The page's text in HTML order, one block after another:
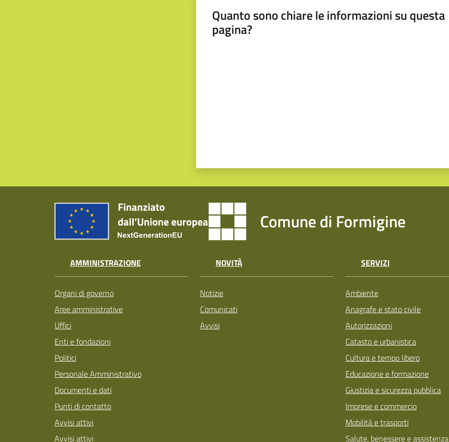
Quanto sono chiare le informazioni su questa
pagina?
Comune di Formigine
AMMINISTRAZIONE
Organi di governo
Aree amministrative
Uffici
Enti e fondazioni
Politici
Personale Amministrativo
Documenti e dati
Punti di contatto
Avvisi attivi
Avvisi attivi
NOVITÀ
Notizie
Comunicati
Avvisi
SERVIZI
Ambiente
Anagrafe e stato civile
Autorizzazioni
Catasto e urbanistica
Cultura e tempo libero
Educazione e formazione
Giustizia e sicurezza pubblica
Imprese e commercio
Mobilità e trasporti
Salute, benessere e assistenza